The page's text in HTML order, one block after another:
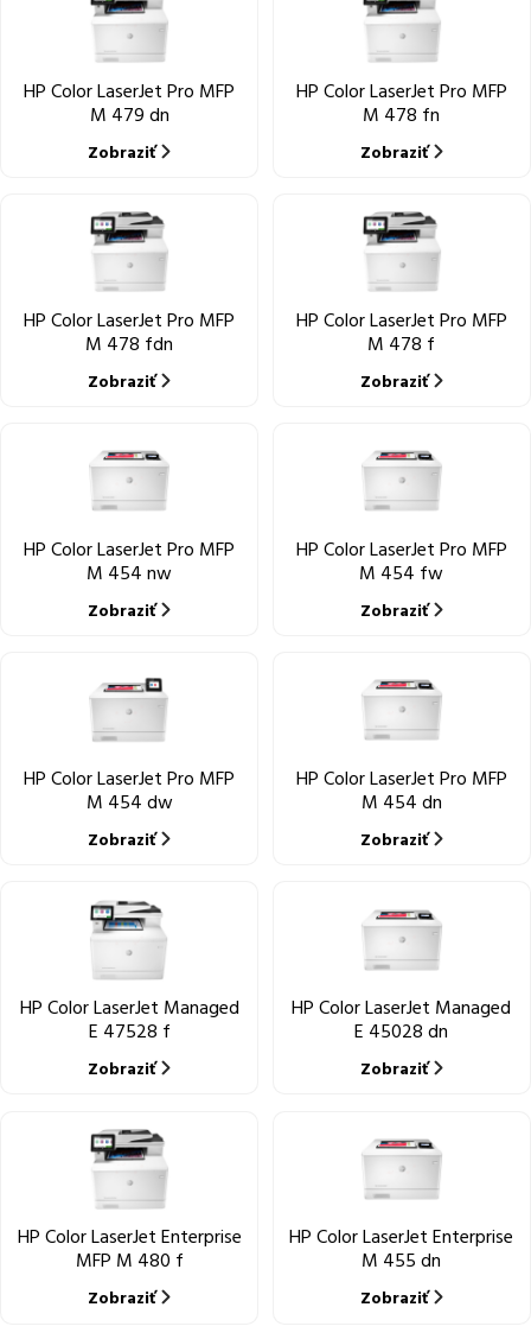
HP Color LaserJet Pro MFP
M 479 dn
Zobraziť
HP Color LaserJet Pro MFP
M 478 fn
Zobraziť
HP Color LaserJet Pro MFP
M 478 fdn
Zobraziť
HP Color LaserJet Pro MFP
M 478 f
Zobraziť
HP Color LaserJet Pro MFP
M 454 nw
Zobraziť
HP Color LaserJet Pro MFP
M 454 fw
Zobraziť
HP Color LaserJet Pro MFP
M 454 dw
Zobraziť
HP Color LaserJet Pro MFP
M 454 dn
Zobraziť
HP Color LaserJet Managed
E 47528 f
Zobraziť
HP Color LaserJet Managed
E 45028 dn
Zobraziť
HP Color LaserJet Enterprise
MFP M 480 f
Zobraziť
HP Color LaserJet Enterprise
M 455 dn
Zobraziť